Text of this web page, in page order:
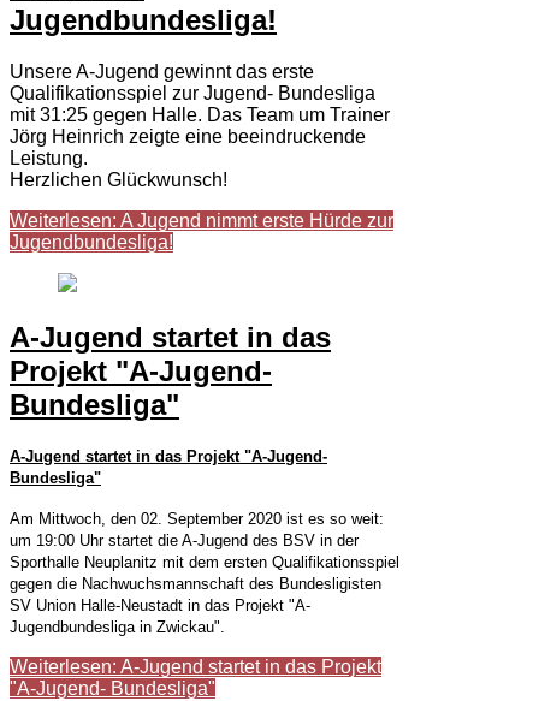
Jugendbundesliga!
Unsere A-Jugend gewinnt das erste
Qualifikationsspiel zur Jugend- Bundesliga
mit 31:25 gegen Halle. Das Team um Trainer
Jörg Heinrich zeigte eine beeindruckende
Leistung.
Herzlichen Glückwunsch!
Weiterlesen: A Jugend nimmt erste Hürde zur
Jugendbundesliga!
A-Jugend startet in das
Projekt "A-Jugend-
Bundesliga"
A-Jugend startet in das Projekt "A-Jugend-
Bundesliga"
Am Mittwoch, den 02. September 2020 ist es so weit:
um 19:00 Uhr startet die A-Jugend des BSV in der
Sporthalle Neuplanitz mit dem ersten Qualifikationsspiel
gegen die Nachwuchsmannschaft des Bundesligisten
SV Union Halle-Neustadt in das Projekt "A-
Jugendbundesliga in Zwickau".
Weiterlesen: A-Jugend startet in das Projekt
"A-Jugend- Bundesliga"